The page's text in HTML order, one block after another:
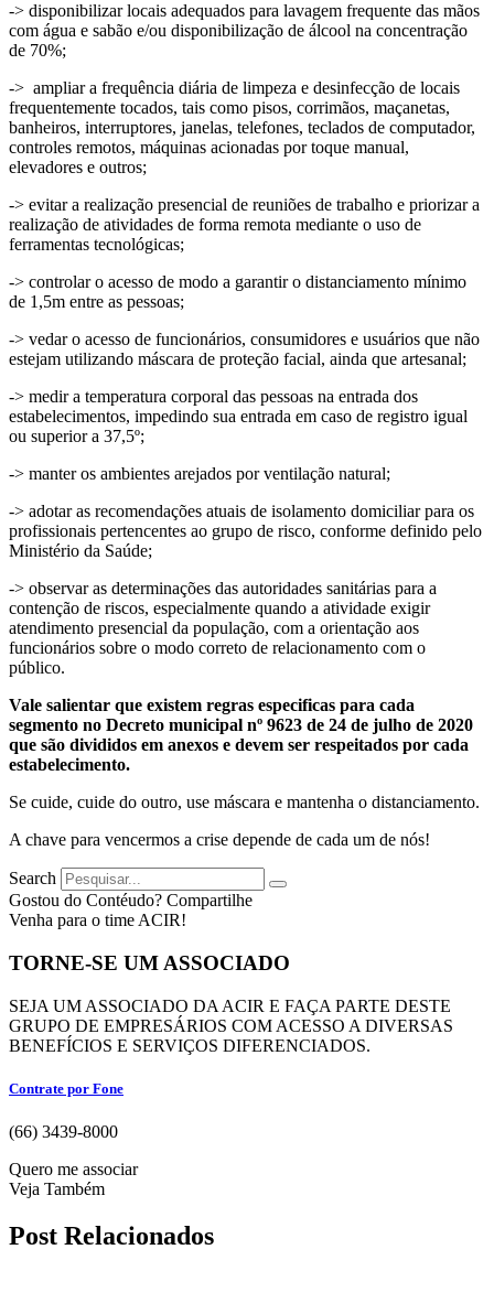
-> disponibilizar locais adequados para lavagem frequente das mãos
com água e sabão e/ou disponibilização de álcool na concentração
de 70%;
-> ampliar a frequência diária de limpeza e desinfecção de locais
frequentemente tocados, tais como pisos, corrimãos, maçanetas,
banheiros, interruptores, janelas, telefones, teclados de computador,
controles remotos, máquinas acionadas por toque manual,
elevadores e outros;
-> evitar a realização presencial de reuniões de trabalho e priorizar a
realização de atividades de forma remota mediante o uso de
ferramentas tecnológicas;
-> controlar o acesso de modo a garantir o distanciamento mínimo
de 1,5m entre as pessoas;
-> vedar o acesso de funcionários, consumidores e usuários que não
estejam utilizando máscara de proteção facial, ainda que artesanal;
-> medir a temperatura corporal das pessoas na entrada dos
estabelecimentos, impedindo sua entrada em caso de registro igual
ou superior a 37,5º;
-> manter os ambientes arejados por ventilação natural;
-> adotar as recomendações atuais de isolamento domiciliar para os
profissionais pertencentes ao grupo de risco, conforme definido pelo
Ministério da Saúde;
-> observar as determinações das autoridades sanitárias para a
contenção de riscos, especialmente quando a atividade exigir
atendimento presencial da população, com a orientação aos
funcionários sobre o modo correto de relacionamento com o
público.
Vale salientar que existem regras especificas para cada
segmento no Decreto municipal nº 9623 de 24 de julho de 2020
que são divididos em anexos e devem ser respeitados por cada
estabelecimento.
Se cuide, cuide do outro, use máscara e mantenha o distanciamento.
A chave para vencermos a crise depende de cada um de nós!
Search
Gostou do Contéudo? Compartilhe
Venha para o time ACIR!
TORNE-SE UM ASSOCIADO
SEJA UM ASSOCIADO DA ACIR E FAÇA PARTE DESTE
GRUPO DE EMPRESÁRIOS COM ACESSO A DIVERSAS
BENEFÍCIOS E SERVIÇOS DIFERENCIADOS.
Contrate por Fone
(66) 3439-8000
Quero me associar
Veja Também
Post Relacionados